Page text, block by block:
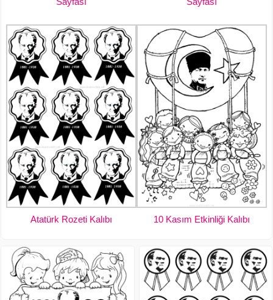
Atatürk Rozeti Kalıbı 10 Kasım Etkinliği Kalıbı